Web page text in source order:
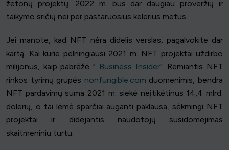
žetonų projektų. 2022 m. bus dar daugiau proveržių ir
taikymo sričių nei per pastaruosius kelerius metus.
Jei manote, kad NFT nėra didelis verslas, pagalvokite dar
kartą. Kai kurie pelningiausi 2021 m. NFT projektai uždirbo
milijonus, kaip pabrėžė " Business Insider". Remiantis NFT
rinkos tyrimų grupės nonfungible.com duomenimis, bendra
NFT pardavimų suma 2021 m. siekė neįtikėtinus 14,4 mlrd.
dolerių, o tai lėmė sparčiai auganti paklausa, sėkmingi NFT
projektai ir didėjantis naudotojų susidomėjimas
skaitmeniniu turtu.